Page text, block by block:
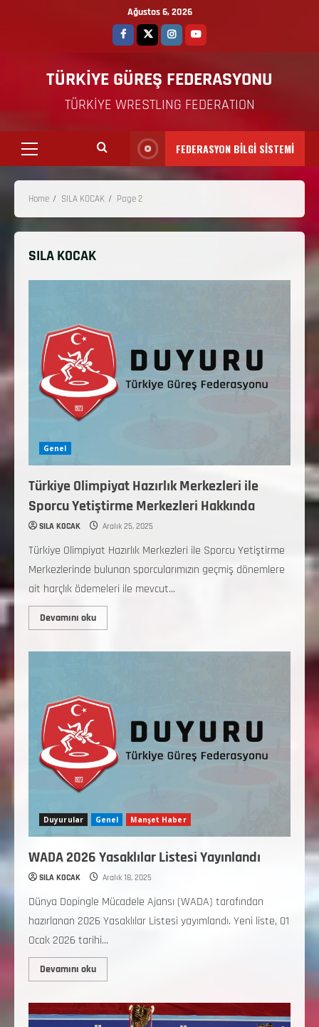
Ağustos 6, 2026
TÜRKİYE GÜREŞ FEDERASYONU
TÜRKİYE WRESTLING FEDERATION
FEDERASYON BİLGİ SİSTEMİ
Home SILA KOCAK Page 2
SILA KOCAK
Genel
Türkiye Olimpiyat Hazırlık Merkezleri ile
Sporcu Yetiştirme Merkezleri Hakkında
SILA KOCAK Aralık 25, 2025
Türkiye Olimpiyat Hazırlık Merkezleri ile Sporcu Yetiştirme
Merkezlerinde bulunan sporcularımızın geçmiş dönemlere
ait harçlık ödemeleri ile mevcut...
Devamını oku
Duyurular Genel Manşet Haber
WADA 2026 Yasaklılar Listesi Yayınlandı
SILA KOCAK Aralık 18, 2025
Dünya Dopingle Mücadele Ajansı (WADA) tarafından
hazırlanan 2026 Yasaklılar Listesi yayımlandı. Yeni liste, 01
Ocak 2026 tarihi...
Devamını oku